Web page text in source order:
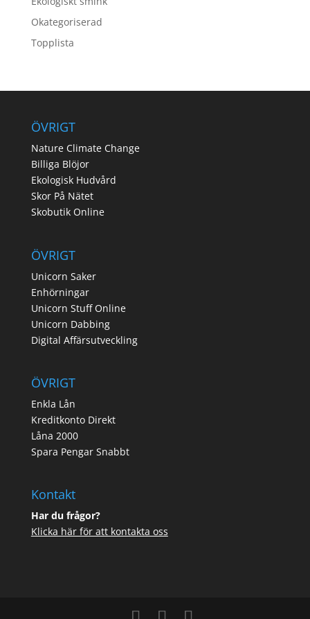
Okategoriserad
Topplista
ÖVRIGT
Nature Climate Change
Billiga Blöjor
Ekologisk Hudvård
Skor På Nätet
Skobutik Online
ÖVRIGT
Unicorn Saker
Enhörningar
Unicorn Stuff Online
Unicorn Dabbing
Digital Affärsutveckling
ÖVRIGT
Enkla Lån
Kreditkonto Direkt
Låna 2000
Spara Pengar Snabbt
Kontakt
Har du frågor?
Klicka här för att kontakta oss